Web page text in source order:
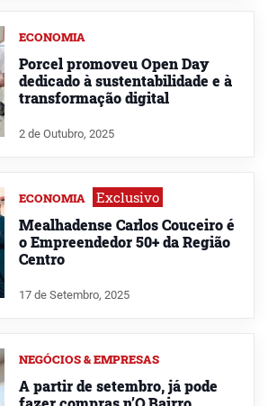
ECONOMIA
Porcel promoveu Open Day
dedicado à sustentabilidade e à
transformação digital
2 de Outubro, 2025
ECONOMIA Exclusivo
Mealhadense Carlos Couceiro é
o Empreendedor 50+ da Região
Centro
17 de Setembro, 2025
NEGÓCIOS & EMPRESAS
A partir de setembro, já pode